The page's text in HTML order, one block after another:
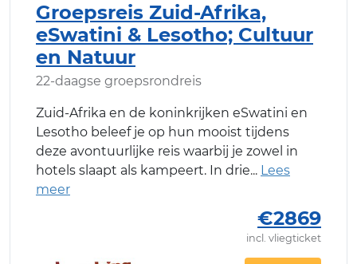
Groepsreis Zuid-Afrika,
eSwatini & Lesotho; Cultuur
en Natuur
22-daagse groepsrondreis
Zuid-Afrika en de koninkrijken eSwatini en
Lesotho beleef je op hun mooist tijdens
deze avontuurlijke reis waarbij je zowel in
hotels slaapt als kampeert. In drie
€2869
incl. vliegticket